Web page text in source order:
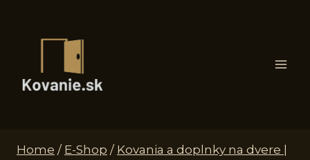
Home / E-Shop / Kovania a doplnky na dvere |